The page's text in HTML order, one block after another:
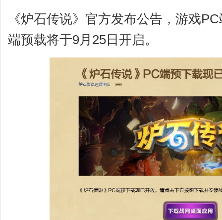
《炉石传说》官方发布公告，游戏
端预载将于9月25日开启。